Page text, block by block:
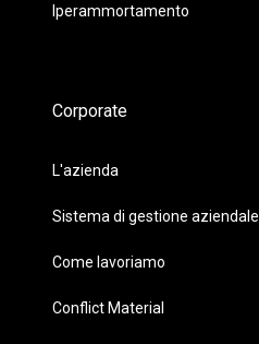
Iperammortamento
Corporate
L'azienda
Sistema di gestione aziendale
Come lavoriamo
Conflict Material